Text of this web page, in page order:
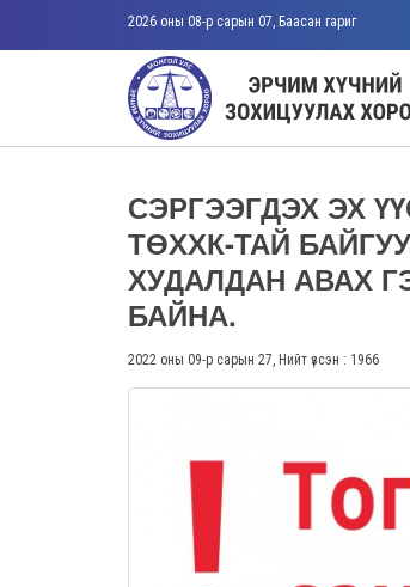
2026 оны 08-р сарын 07, Баасан гариг
СЭРГЭЭГДЭХ ЭХ
ТӨХХК-ТАЙ
ХУДАЛДАН АВАХ
БАЙНА.
2022 оны 09-р сарын 27, Нийт үзсэн : 1966